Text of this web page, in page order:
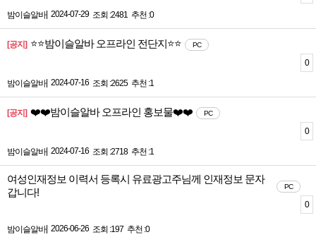
밤이슬알바| 2024-07-29 조회 :2481 추천 :0
[공지] ⭐⭐밤이슬알바 오프라인 전단지⭐⭐ PC
밤이슬알바| 2024-07-16 조회 :2625 추천 :1
0
[공지] ❤️❤️밤이슬알바 오프라인 홍보물❤️❤️ PC
밤이슬알바| 2024-07-16 조회 :2718 추천 :1
0
여성인재정보 이력서 등록시 유료광고주님께 인재정보 문자
갑니다!
PC
밤이슬알바| 2026-06-26 조회 :197 추천 :0
0